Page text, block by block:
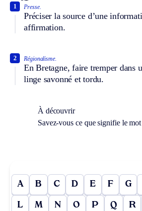
Presse.
Préciser la source d’une
affirmation.
1
Régionalisme.
En Bretagne, faire tremper dans
linge savonné et tordu.
2
À découvrir
Savez-vous ce que signifie le
A B C D E F G
L M N O P Q R